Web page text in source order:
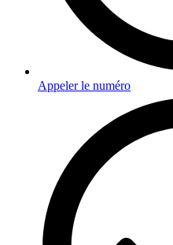
Appeler le numéro